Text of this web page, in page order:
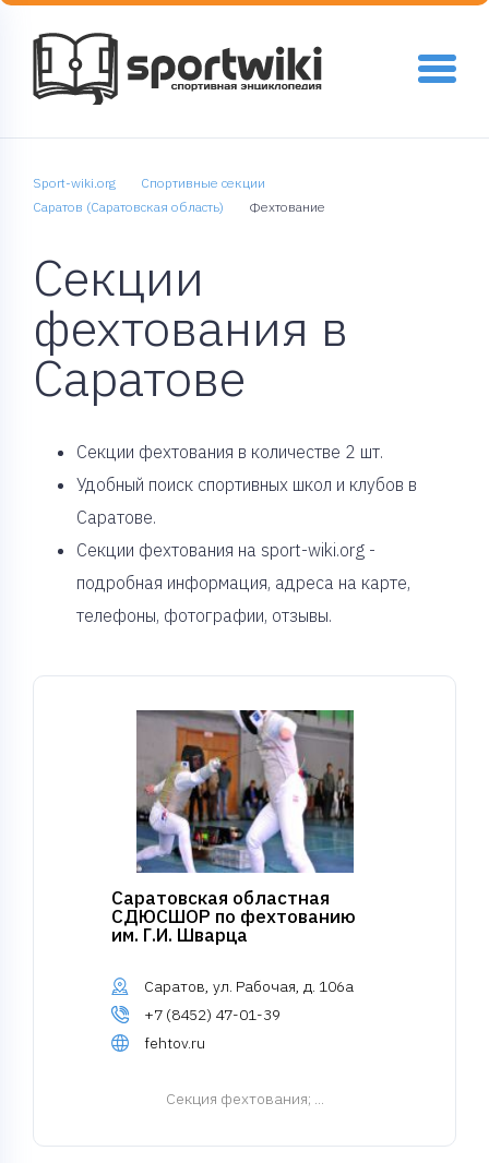
Sport-wiki.org
Спортивные секции
Саратов (Саратовская область)
Фехтование
Секции
фехтования в
Саратове
Cекции фехтования в количестве 2 шт.
Удобный поиск спортивных школ и клубов в
Саратове.
Секции фехтования на sport-wiki.org -
подробная информация, адреса на карте,
телефоны, фотографии, отзывы.
Саратовская областная
СДЮСШОР по фехтованию
им. Г.И. Шварца
Саратов, ул. Рабочая, д. 106а
+7 (8452) 47-01-39
fehtov.ru
Cекция фехтования; ...